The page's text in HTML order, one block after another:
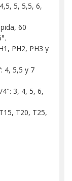
5, 5,5, 6,
60
PH2, PH3 y
4, 5,5 y 7
3, 4, 5, 6,
T20, T25,